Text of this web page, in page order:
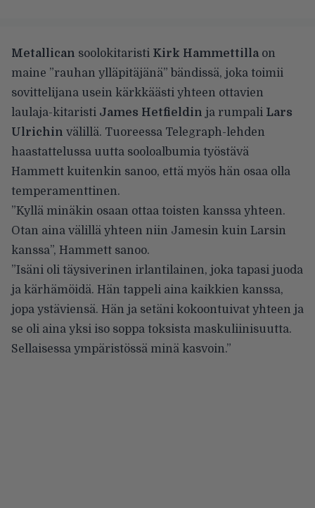
Metallican soolokitaristi Kirk Hammettillaon
maine ”rauhan ylläpitäjänä” bändissä, joka toimii
sovittelijana usein kärkkäästi yhteen ottavien
laulaja-kitaristi James Hetfieldin ja rumpali Lars
Ulrichin välillä. Tuoreessa Telegraph-lehden
haastattelussa uutta sooloalbumia työstävä
Hammett kuitenkin sanoo, että myös hän osaa olla
temperamenttinen.
”Kyllä minäkin osaan ottaa toisten kanssa yhteen.
Otan aina välillä yhteen niin Jamesin kuin Larsin
kanssa”, Hammett sanoo.
”Isäni oli täysiverinen irlantilainen, joka tapasi juoda
ja kärhämöidä. Hän tappeli aina kaikkien kanssa,
jopa ystäviensä. Hän ja setäni kokoontuivat yhteen ja
se oli aina yksi iso soppa toksista maskuliinisuutta.
Sellaisessa ympäristössä minä kasvoin.”